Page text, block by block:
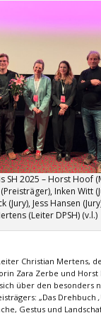
SH 2025 – Horst Hoof
Inken Witt
(Jury), Jess Hansen
(Leiter DPSH) (v.l.)
Christian Mertens,
Zara Zerbe und Horst
über den besonders
„Das Drehbuch
Gestus und